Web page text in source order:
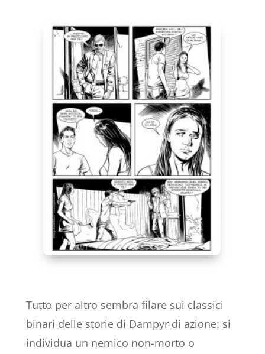
Tutto per altro sembra filare sui classici
binari delle storie di Dampyr di azione: si
individua un nemico non-morto o